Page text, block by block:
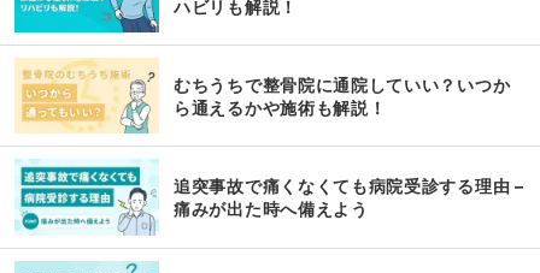
ハビリも解説！
むちうちで整骨院に通院していい？いつか
ら通えるかや施術も解説！
追突事故で痛くなくても病院受診する理由 –
痛みが出た時へ備えよう